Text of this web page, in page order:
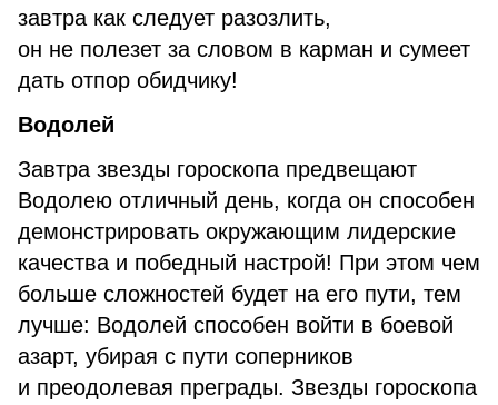
завтра как следует разозлить,
он не полезет за словом в карман и сумеет
дать отпор обидчику!
Водолей
Завтра звезды гороскопа предвещают
Водолею отличный день, когда он способен
демонстрировать окружающим лидерские
качества и победный настрой! При этом чем
больше сложностей будет на его пути, тем
лучше: Водолей способен войти в боевой
азарт, убирая с пути соперников
и преодолевая преграды. Звезды гороскопа